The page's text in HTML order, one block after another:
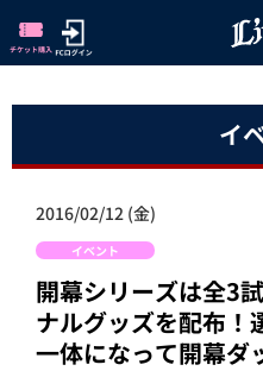
イ
2016/02/12 (金)
イベント
開幕シリーズは全3
ナルグッズを配布！
一体になって開幕ダ